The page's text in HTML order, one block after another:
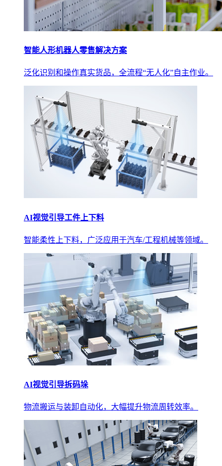
智能人形机器人零售解决方案
泛化识别和操作真实货品，全流程“无人化”自主作业。
AI视觉引导工件上下料
智能柔性上下料，广泛应用于汽车/工程机械等领域。
AI视觉引导拆码垛
物流搬运与装卸自动化，大幅提升物流周转效率。